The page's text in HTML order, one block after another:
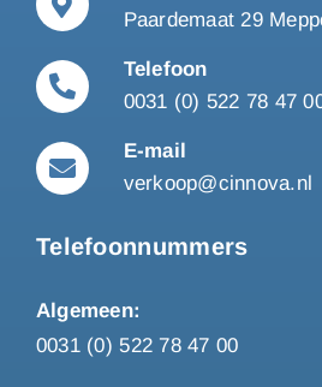
Paardemaat 29
Telefoon
0031 (0) 522 78 47
E-mail
verkoop@cinnova.nl
Telefoonnummers
Algemeen:
0031 (0) 522 78 47 00